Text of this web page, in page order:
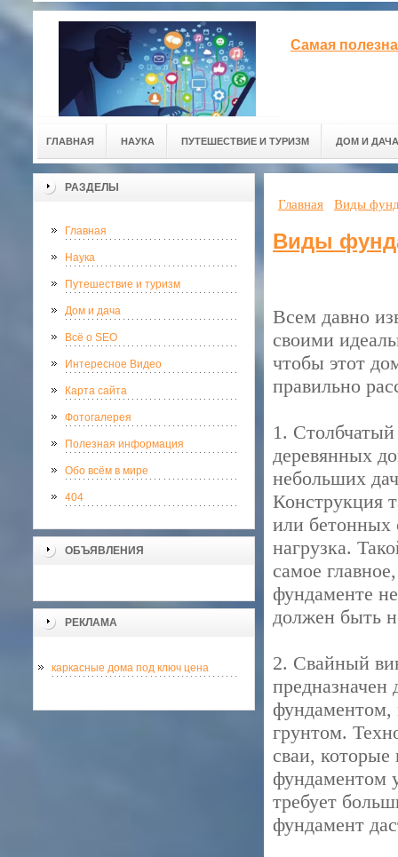
Самая
ГЛАВНАЯ НАУКА ПУТЕШЕСТВИЕ И ТУРИЗМ ДОМ И ДАЧА
РАЗДЕЛЫ
Главная
Наука
Путешествие и туризм
Дом и дача
Всё о SEO
Интересное Видео
Карта сайта
Фотогалерея
Полезная информация
Обо всём в мире
404
ОБЪЯВЛЕНИЯ
РЕКЛАМА
каркасные дома под ключ цена
Главная Виды
Виды
Всем давно
своими
чтобы этот
правильно
1.
деревянных
небольших
Конструкция
или бетонных
нагрузка.
самое
фундаменте
должен быть
2. Свайный
фундаментом,
грунтом.
сваи,
фундаментом
требует
фундамент